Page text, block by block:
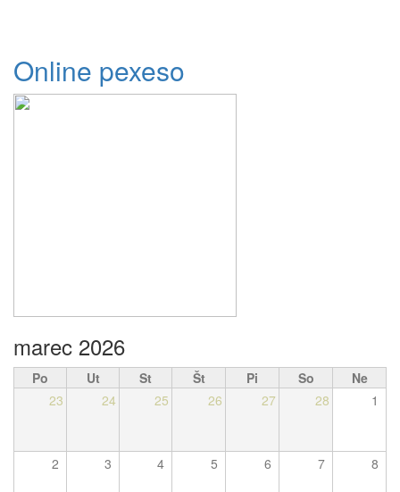
Online pexeso
marec 2026
Po Ut St Št Pi So
Ne
23
24 25 26 27 28 1
2 3 4 5 6 7 8